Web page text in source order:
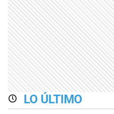
LO ÚLTIMO